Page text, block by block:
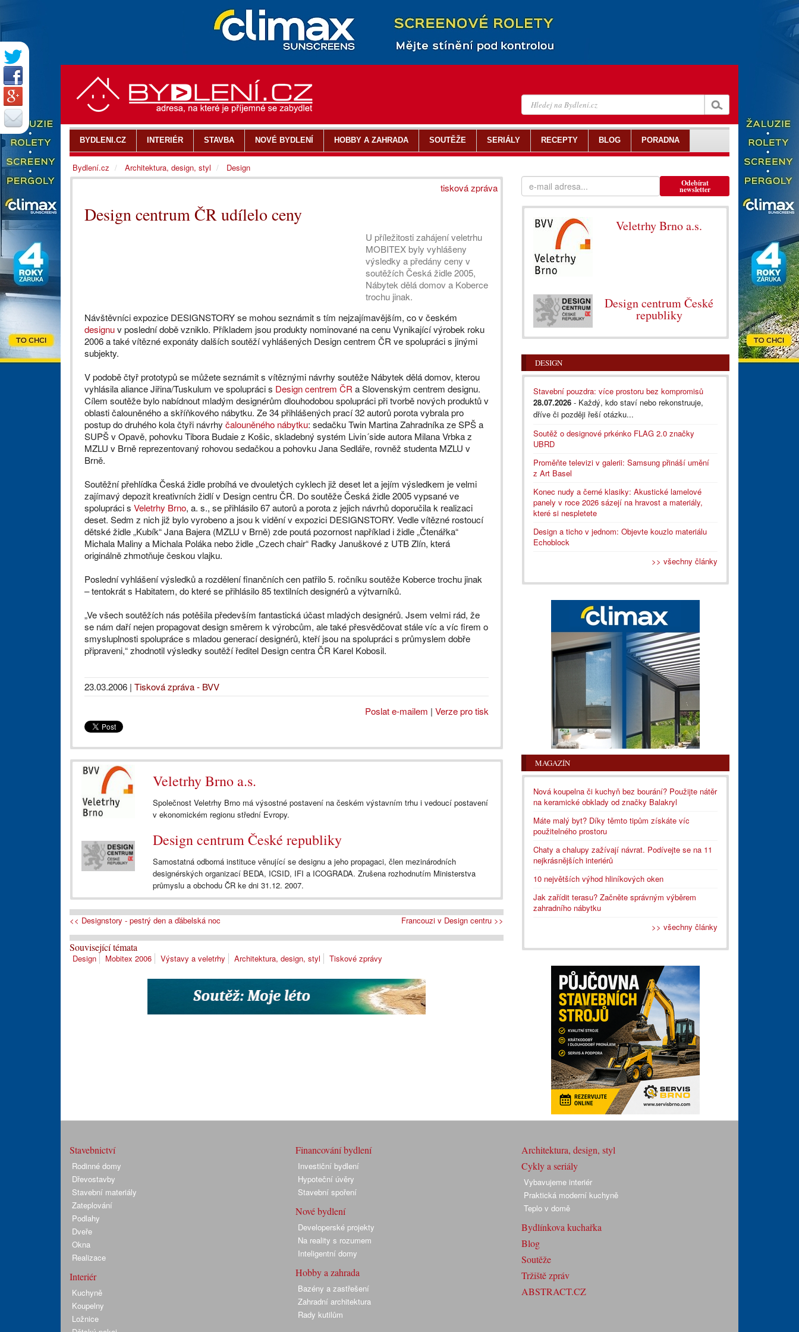
tisková zpráva
Design centrum ČR udílelo ceny
U příležitosti zahájení veletrhu
MOBITEX byly vyhlášeny
výsledky a předány ceny v
soutěžích Česká židle 2005,
Nábytek dělá domov a Koberce
trochu jinak.
Návštěvníci expozice DESIGNSTORY se mohou seznámit s tím nejzajímavějším, co v českém
designuv poslední době vzniklo. Příkladem jsou produkty nominované na cenu Vynikající výrobek roku
2006 a také vítězné exponáty dalších soutěží vyhlášených Design centrem ČR ve spolupráci s jinými
subjekty.
V podobě čtyř prototypů se můžete seznámit s vítěznými návrhy soutěže Nábytek dělá domov, kterou
vyhlásila aliance Jiřina/Tuskulum ve spolupráci s Design centrem ČR a Slovenským centrem designu.
Cílem soutěže bylo nabídnout mladým designérům dlouhodobou spolupráci při tvorbě nových produktů v
oblasti čalouněného a skříňkového nábytku. Ze 34 přihlášených prací 32 autorů porota vybrala pro
postup do druhého kola čtyři návrhy čalouněného nábytku: sedačku Twin Martina Zahradníka ze SPŠ a
SUPŠ v Opavě, pohovku Tibora Budaie z Košic, skladebný systém Livin´side autora Milana Vrbka z
MZLU v Brně reprezentovaný rohovou sedačkou a pohovku Jana Sedláře, rovněž studenta MZLU v
Brně.
Soutěžní přehlídka Česká židle probíhá ve dvouletých cyklech již deset let a jejím výsledkem je velmi
zajímavý depozit kreativních židlí v Design centru ČR. Do soutěže Česká židle 2005 vypsané ve
spolupráci s Veletrhy Brno, a. s., se přihlásilo 67 autorů a porota z jejich návrhů doporučila k realizaci
deset. Sedm z nich již bylo vyrobeno a jsou k vidění v expozici DESIGNSTORY. Vedle vítězné rostoucí
dětské židle „Kubík“ Jana Bajera (MZLU v Brně) zde poutá pozornost například i židle „Čtenářka“
Michala Maliny a Michala Poláka nebo židle „Czech chair“ Radky Januškové z UTB Zlín, která
originálně zhmotňuje českou vlajku.
Poslední vyhlášení výsledků a rozdělení finančních cen patřilo 5. ročníku soutěže Koberce trochu jinak
– tentokrát s Habitatem, do které se přihlásilo 85 textilních designérů a výtvarníků.
„Ve všech soutěžích nás potěšila především fantastická účast mladých designérů. Jsem velmi rád, že
se nám daří nejen propagovat design směrem k výrobcům, ale také přesvědčovat stále víc a víc firem o
smysluplnosti spolupráce s mladou generací designérů, kteří jsou na spolupráci s průmyslem dobře
připraveni,“ zhodnotil výsledky soutěží ředitel Design centra ČR Karel Kobosil.
23.03.2006 | Tisková zpráva - BVV
Poslat e-mailem | Verze pro tisk
Veletrhy Brno a.s.
Společnost Veletrhy Brno má výsostné postavení na českém výstavním trhu i vedoucí postavení
v ekonomickém regionu střední Evropy.
Design centrum České republiky
Samostatná odborná instituce věnující se designu a jeho propagaci, člen mezinárodních
designérských organizací BEDA, ICSID, IFI a ICOGRADA. Zrušena rozhodnutím Ministerstva
průmyslu a obchodu ČR ke dni 31.12. 2007.
<< Designstory - pestrý den a ďábelská noc Francouzi v Design centru >>
Související témata
Design Mobitex 2006 Výstavy a veletrhy Architektura, design, styl Tiskové zprávy
Odebírat
newsletter
Veletrhy Brno a.s.
Design centrum České
republiky
DESIGN
Stavební pouzdra: více prostoru bez kompromisů
28.07.2026 - Každý, kdo staví nebo rekonstruuje,
dříve či později řeší otázku...
Soutěž o designové prkénko FLAG 2.0 značky
UBRD
Proměňte televizi v galerii: Samsung přináší umění
z Art Basel
Konec nudy a černé klasiky: Akustické lamelové
panely v roce 2026 sázejí na hravost a materiály,
které si nespletete
Design a ticho v jednom: Objevte kouzlo materiálu
Echoblock
>> všechny články
MAGAZÍN
Nová koupelna či kuchyň bez bourání? Použijte nátěr
na keramické obklady od značky Balakryl
Máte malý byt? Díky těmto tipům získáte víc
použitelného prostoru
Chaty a chalupy zažívají návrat. Podívejte se na 11
nejkrásnějších interiérů
10 největších výhod hliníkových oken
Jak zařídit terasu? Začněte správným výběrem
zahradního nábytku
>> všechny články
BYDLENI.CZ INTERIÉR STAVBA NOVÉ BYDLENÍ HOBBY A ZAHRADA SOUTĚŽE SERIÁLY RECEPTY BLOG PORADNA
Bydlení.cz Architektura, design, styl Design
Stavebnictví
Rodinné domy
Dřevostavby
Stavební materiály
Zateplování
Podlahy
Dveře
Okna
Realizace
Interiér
Kuchyně
Koupelny
Ložnice
Financování bydlení
Investiční bydlení
Hypoteční úvěry
Stavební spoření
Nové bydlení
Developerské projekty
Na reality s rozumem
Inteligentní domy
Hobby a zahrada
Bazény a zastřešení
Zahradní architektura
Rady kutilům
Architektura, design, styl
Cykly a seriály
Vybavujeme interiér
Praktická moderní kuchyně
Teplo v domě
Bydlínkova kuchařka
Blog
Soutěže
Tržiště zpráv
ABSTRACT.CZ